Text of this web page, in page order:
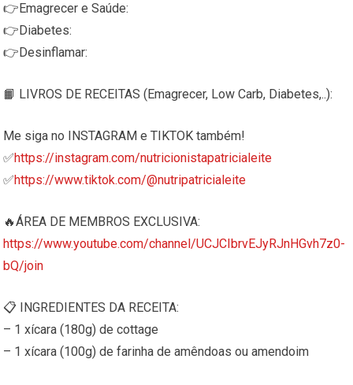
👉Emagrecer e Saúde:
👉Diabetes:
👉Desinflamar:
📙 LIVROS DE RECEITAS (Emagrecer, Low Carb, Diabetes,..):
Me siga no INSTAGRAM e TIKTOK também!
✅https://instagram.com/nutricionistapatricialeite
✅https://www.tiktok.com/@nutripatricialeite
🔥ÁREA DE MEMBROS EXCLUSIVA:
https://www.youtube.com/channel/UCJCIbrvEJyRJnHGvh7z0-
bQ/join
📋 INGREDIENTES DA RECEITA:
– 1 xícara (180g) de cottage
– 1 xícara (100g) de farinha de amêndoas ou amendoim